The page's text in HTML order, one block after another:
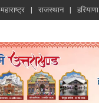
महाराष्ट्र राजस्थान हरियाणा